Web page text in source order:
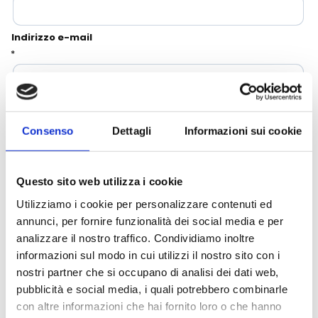
Consenso Dettagli Informazioni sui cookie
Questo sito web utilizza i cookie
Utilizziamo i cookie per personalizzare contenuti ed
annunci, per fornire funzionalità dei social media e per
analizzare il nostro traffico. Condividiamo inoltre
informazioni sul modo in cui utilizzi il nostro sito con i
nostri partner che si occupano di analisi dei dati web,
pubblicità e social media, i quali potrebbero combinarle
con altre informazioni che hai fornito loro o che hanno
Campania - Basilicata - Calabria
Sicilia - Sardegna
Francia
Sanpellegrino
Cialde Lavazza compatibili Nespresso®*
Confetture, miele, creme di cacao
Latte
Olio
Igiene e cura persona
Igiene e pulizia
Prodotti di carta e plastica
Carta ufficio e stampanti
Diffusori-Profumatori-Deodoranti-
Candele
Indirizzo e-mail
*
Privacy